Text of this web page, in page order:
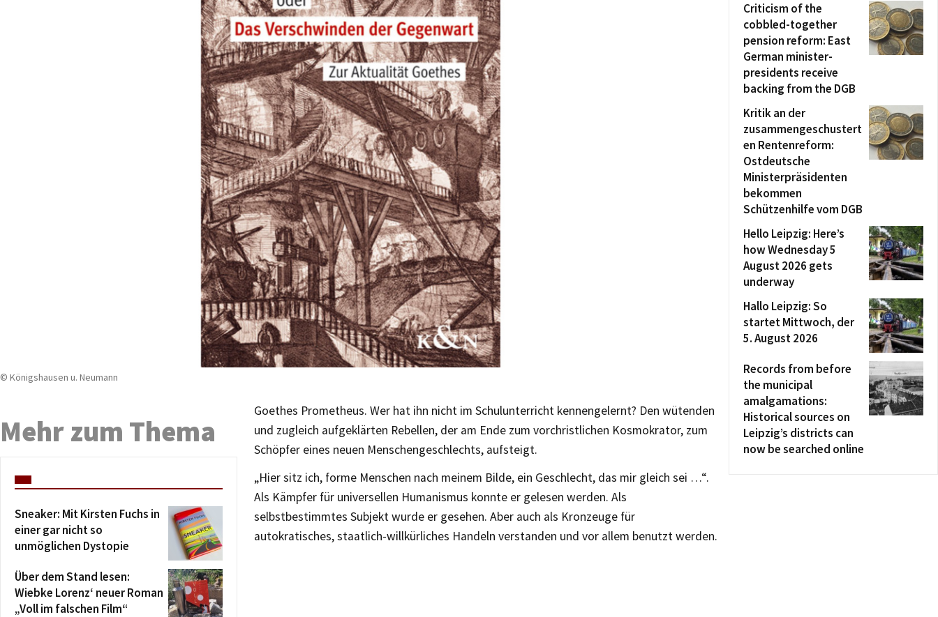
© Königshausen u. Neumann
Goethes Prometheus. Wer hat ihn nicht im Schulunterricht kennengelernt? Den wütenden
und zugleich aufgeklärten Rebellen, der am Ende zum vorchristlichen Kosmokrator, zum
Schöpfer eines neuen Menschengeschlechts, aufsteigt.
„Hier sitz ich, forme Menschen nach meinem Bilde, ein Geschlecht, das mir gleich sei …“.
Als Kämpfer für universellen Humanismus konnte er gelesen werden. Als
selbstbestimmtes Subjekt wurde er gesehen. Aber auch als Kronzeuge für
autokratisches, staatlich-willkürliches Handeln verstanden und vor allem benutzt werden.
Mehr zum Thema
Sneaker: Mit Kirsten Fuchs in
einer gar nicht so
unmöglichen Dystopie
Über dem Stand lesen:
Wiebke Lorenz‘ neuer Roman
„Voll im falschen Film“
Criticism of the
cobbled-together
pension reform: East
German minister-
presidents receive
backing from the DGB
Kritik an der
zusammengeschustert
en Rentenreform:
Ostdeutsche
Ministerpräsidenten
bekommen
Schützenhilfe vom DGB
Hello Leipzig: Here’s
how Wednesday 5
August 2026 gets
underway
Hallo Leipzig: So
startet Mittwoch, der
5. August 2026
Records from before
the municipal
amalgamations:
Historical sources on
Leipzig’s districts can
now be searched online